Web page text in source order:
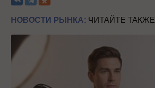
НОВОСТИ РЫНКА: ЧИТАЙТЕ ТАКЖЕ